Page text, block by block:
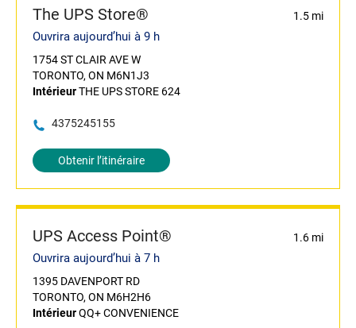
The UPS Store® 1.5 mi
Ouvrira aujourd’hui à 9 h
1754 ST CLAIR AVE W
TORONTO, ON M6N1J3
IntérieurTHE UPS STORE 624
4375245155
Obtenir l’itinéraire
UPS Access Point® 1.6 mi
Ouvrira aujourd’hui à 7 h
1395 DAVENPORT RD
TORONTO, ON M6H2H6
IntérieurQQ+ CONVENIENCE